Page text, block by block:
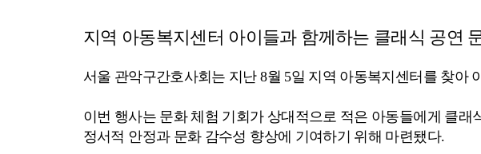
지역 아동복지센터 아이들과 함께하는 클래식 공연
서울 관악구간호사회는 지난 8월 5일 지역 아동복지센터를 찾
이번 행사는 문화 체험 기회가 상대적으로 적은 아동들에게 클
정서적 안정과 문화 감수성 향상에 기여하기 위해 마련됐다.